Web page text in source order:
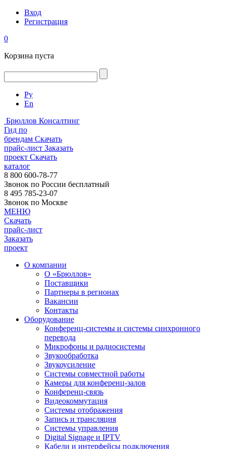
Вход
Регистрация
0
Корзина пуста
Ру
En
Брюллов Консалтинг
Гид по
брендам Скачать
прайс-лист Заказать
проект Скачать
каталог
8 800 600-78-77
Звонок по России бесплатный
8 495 785-23-07
Звонок по Москве
МЕНЮ
Скачать
прайс-лист
Заказать
проект
О компании
О «Брюллов»
Поставщики
Партнеры в регионах
Вакансии
Контакты
Оборудование
Конференц-системы и системы синхронного
перевода
Микрофоны и радиосистемы
Звукообработка
Звукоусиление
Системы совместной работы
Камеры для конференц-залов
Конференц-связь
Видеокоммутация
Системы отображения
Запись и трансляция
Системы управления
Digital Signage и IPTV
Кабели и интерфейсы подключения